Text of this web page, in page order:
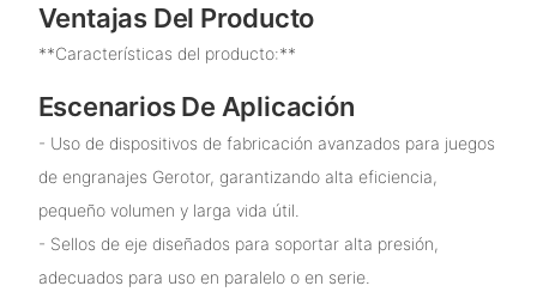
Ventajas Del Producto
**Características del producto:**
Escenarios De Aplicación
- Uso de dispositivos de fabricación avanzados para juegos
de engranajes Gerotor, garantizando alta eficiencia,
pequeño volumen y larga vida útil.
- Sellos de eje diseñados para soportar alta presión,
adecuados para uso en paralelo o en serie.